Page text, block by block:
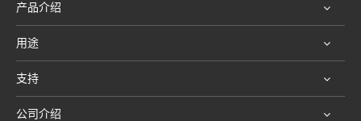
产品介绍
用途
支持
公司介绍